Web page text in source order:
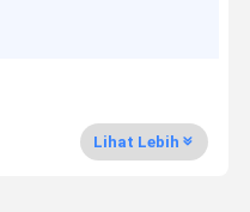
Lihat Lebih